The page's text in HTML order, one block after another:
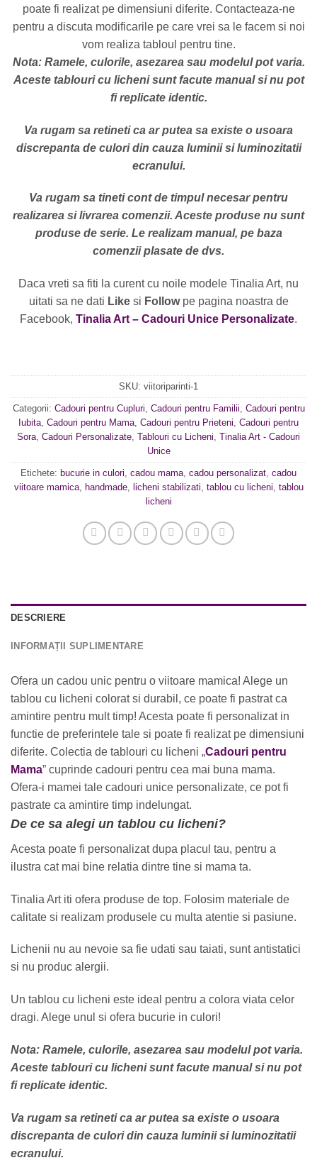
poate fi realizat pe dimensiuni diferite. Contacteaza-ne
pentru a discuta modificarile pe care vrei sa le facem si noi
vom realiza tabloul pentru tine.
Nota: Ramele, culorile, asezarea sau modelul pot varia.
Aceste tablouri cu licheni sunt facute manual si nu pot
fi replicate identic.
Va rugam sa retineti ca ar putea sa existe o usoara
discrepanta de culori din cauza luminii si luminozitatii
ecranului.
Va rugam sa tineti cont de timpul necesar pentru
realizarea si livrarea comenzii. Aceste produse nu sunt
produse de serie. Le realizam manual, pe baza
comenzii plasate de dvs.
Daca vreti sa fiti la curent cu noile modele Tinalia Art, nu
uitati sa ne dati Likesi Followpe pagina noastra de
Facebook, Tinalia Art – Cadouri Unice Personalizate.
SKU: viitoriparinti-1
Categorii: Cadouri pentru Cupluri Cadouri pentru Familii Cadouri pentru
Iubita Cadouri pentru Mama Cadouri pentru Prieteni Cadouri pentru
Sora Cadouri Personalizate Tablouri cu Licheni Tinalia Art - Cadouri
Unice
Etichete: bucurie in culori cadou mama cadou personalizat cadou
viitoare mamica, handmade, licheni stabilizati tablou cu licheni tablou
licheni
DESCRIERE
INFORMAȚII SUPLIMENTARE
Ofera un cadou unic pentru o viitoare mamica! Alege un
tablou cu licheni colorat si durabil, ce poate fi pastrat ca
amintire pentru mult timp! Acesta poate fi personalizat in
functie de preferintele tale si poate fi realizat pe dimensiuni
diferite. Colectia de tablouri cu licheni „Cadouri pentru
Mama” cuprinde cadouri pentru cea mai buna mama.
Ofera-i mamei tale cadouri unice personalizate, ce pot fi
pastrate ca amintire timp indelungat.
De ce sa alegi un tablou cu licheni?
Acesta poate fi personalizat dupa placul tau, pentru a
ilustra cat mai bine relatia dintre tine si mama ta.
Tinalia Art iti ofera produse de top. Folosim materiale de
calitate si realizam produsele cu multa atentie si pasiune.
Lichenii nu au nevoie sa fie udati sau taiati, sunt antistatici
si nu produc alergii.
Un tablou cu licheni este ideal pentru a colora viata celor
dragi. Alege unul si ofera bucurie in culori!
Nota: Ramele, culorile, asezarea sau modelul pot varia.
Aceste tablouri cu licheni sunt facute manual si nu pot
fi replicate identic.
Va rugam sa retineti ca ar putea sa existe o usoara
discrepanta de culori din cauza luminii si luminozitatii
ecranului.